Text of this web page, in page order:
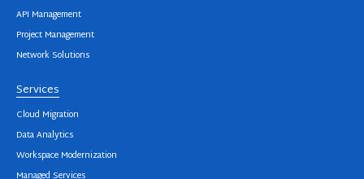
API Management
Project Management
Network Solutions
Services
Cloud Migration
Data Analytics
Workspace Modernization